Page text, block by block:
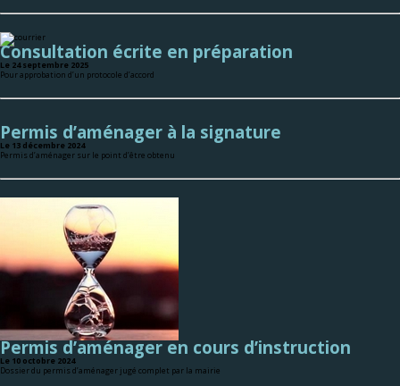
Consultation écrite en préparation
Le 24 septembre 2025
Pour approbation d’un protocole d’accord
Permis d’aménager à la signature
Le 13 décembre 2024
Permis d’aménager sur le point d’être obtenu
Permis d’aménager en cours d’instruction
Le 10 octobre 2024
Dossier du permis d’aménager jugé complet par la mairie